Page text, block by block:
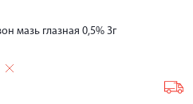
мазь глазная 0,5% 3г